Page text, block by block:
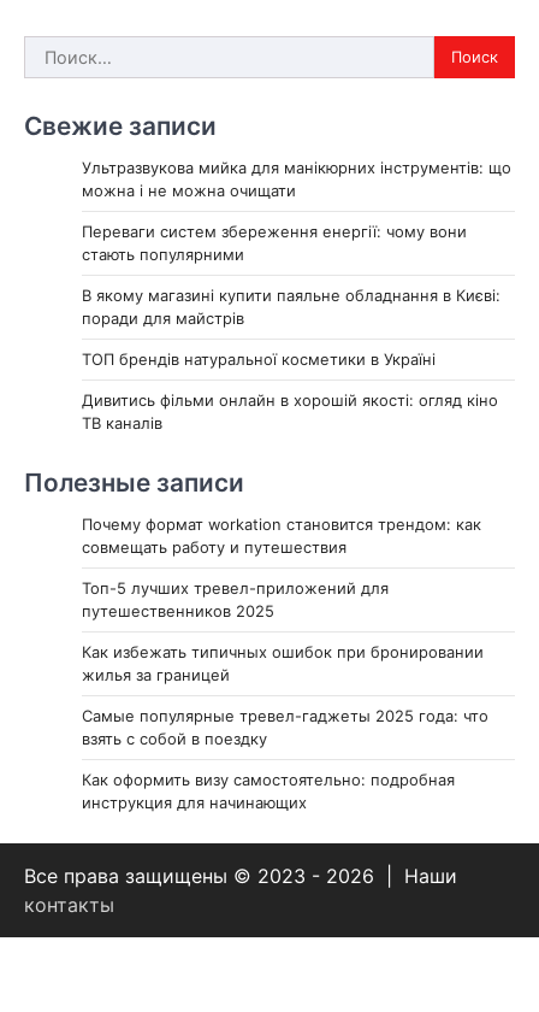
Найти:
Свежие записи
Ультразвукова мийка для манікюрних інструментів: що
можна і не можна очищати
Переваги систем збереження енергії: чому вони
стають популярними
В якому магазині купити паяльне обладнання в Києві:
поради для майстрів
ТОП брендів натуральної косметики в Україні
Дивитись фільми онлайн в хорошій якості: огляд кіно
ТВ каналів
Полезные записи
Почему формат workation становится трендом: как
совмещать работу и путешествия
Топ-5 лучших тревел-приложений для
путешественников 2025
Как избежать типичных ошибок при бронировании
жилья за границей
Самые популярные тревел-гаджеты 2025 года: что
взять с собой в поездку
Как оформить визу самостоятельно: подробная
инструкция для начинающих
Все права защищены © 2023 - 2026 | Наши
контакты